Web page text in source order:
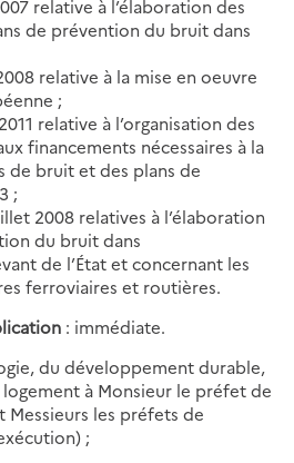
relative à l’élaboration des
de prévention du bruit dans
relative à la mise en oeuvre
;
relative à l’organisation des
financements nécessaires à la
de bruit et des plans de
;
2008 relatives à l’élaboration
du bruit dans
de l’État et concernant les
ferroviaires et routières.
: immédiate.
du développement durable,
à Monsieur le préfet de
Messieurs les préfets de
;